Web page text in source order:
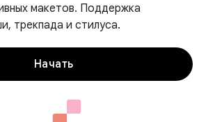
макетов. Поддержка
трекпада и стилуса.
Начать